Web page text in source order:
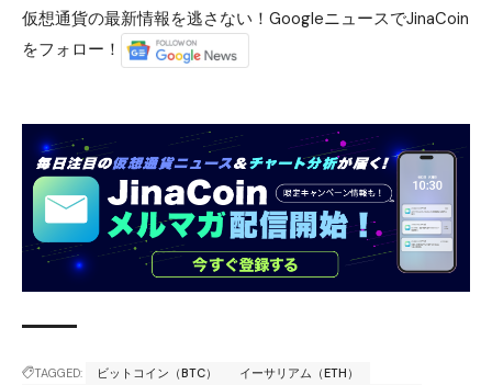
仮想通貨の最新情報を逃さない！GoogleニュースでJinaCoin
をフォロー！
TAGGED: ビットコイン（BTC）
イーサリアム（ETH）